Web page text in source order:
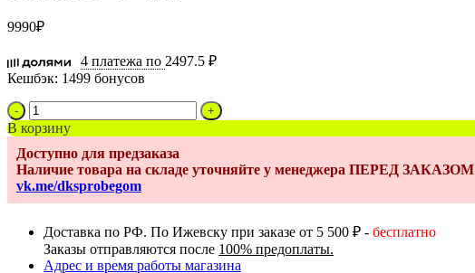
9990₽
4 платежа по 2497.5 ₽
Кешбэк: 1499 бонусов
Количество
товара
Санки-
коляска
Ника
7-
5
пыльно-
розовый
В корзину
Доступно для предзаказа
Наличие товара на складе уточняйте у менеджера ПЕРЕД ЗАКАЗОМ
vk.me/dksprobegom
Доставка по РФ. По Ижевску при заказе от 5 500 ₽ - бесплатно
Заказы отправляются после 100% предоплаты.
Адрес и время работы магазина